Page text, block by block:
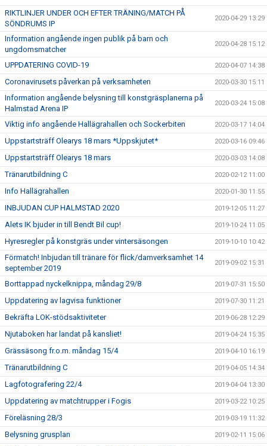
RIKTLINJER UNDER OCH EFTER TRÄNING/MATCH PÅ
SÖNDRUMS IP
2020-04-29 13:29
Information angående ingen publik på barn och
ungdomsmatcher
2020-04-28 15:12
UPPDATERING COVID-19 2020-04-07 14:38
Coronavirusets påverkan på verksamheten 2020-03-30 15:11
Information angående belysning till konstgräsplanerna på
Halmstad Arena IP
2020-03-24 15:08
Viktig info angående Hallägrahallen och Sockerbiten 2020-03-17 14:04
Uppstartsträff Olearys 18 mars *Uppskjutet* 2020-03-16 09:46
Uppstartsträff Olearys 18 mars 2020-03-03 14:08
Tränarutbildning C 2020-02-12 11:00
Info Hallägrahallen 2020-01-30 11:55
INBJUDAN CUP HALMSTAD 2020 2019-12-05 11:27
Alets IK bjuder in till Bendt Bil cup! 2019-10-24 11:05
Hyresregler på konstgräs under vintersäsongen 2019-10-10 10:42
Förmatch! Inbjudan till tränare för flick/damverksamhet 14
september 2019
2019-09-02 15:31
Borttappad nyckelknippa, måndag 29/8 2019-07-31 15:50
Uppdatering av lagvisa funktioner 2019-07-30 11:21
Bekräfta LOK-stödsaktiviteter 2019-06-28 12:29
Njutaboken har landat på kansliet! 2019-04-24 15:35
Grässäsong fr.o.m. måndag 15/4 2019-04-10 16:19
Tränarutbildning C 2019-04-05 14:34
Lagfotografering 22/4 2019-04-04 13:30
Uppdatering av matchtrupper i Fogis 2019-03-22 10:25
Föreläsning 28/3 2019-03-19 11:32
Belysning grusplan 2019-02-11 15:06